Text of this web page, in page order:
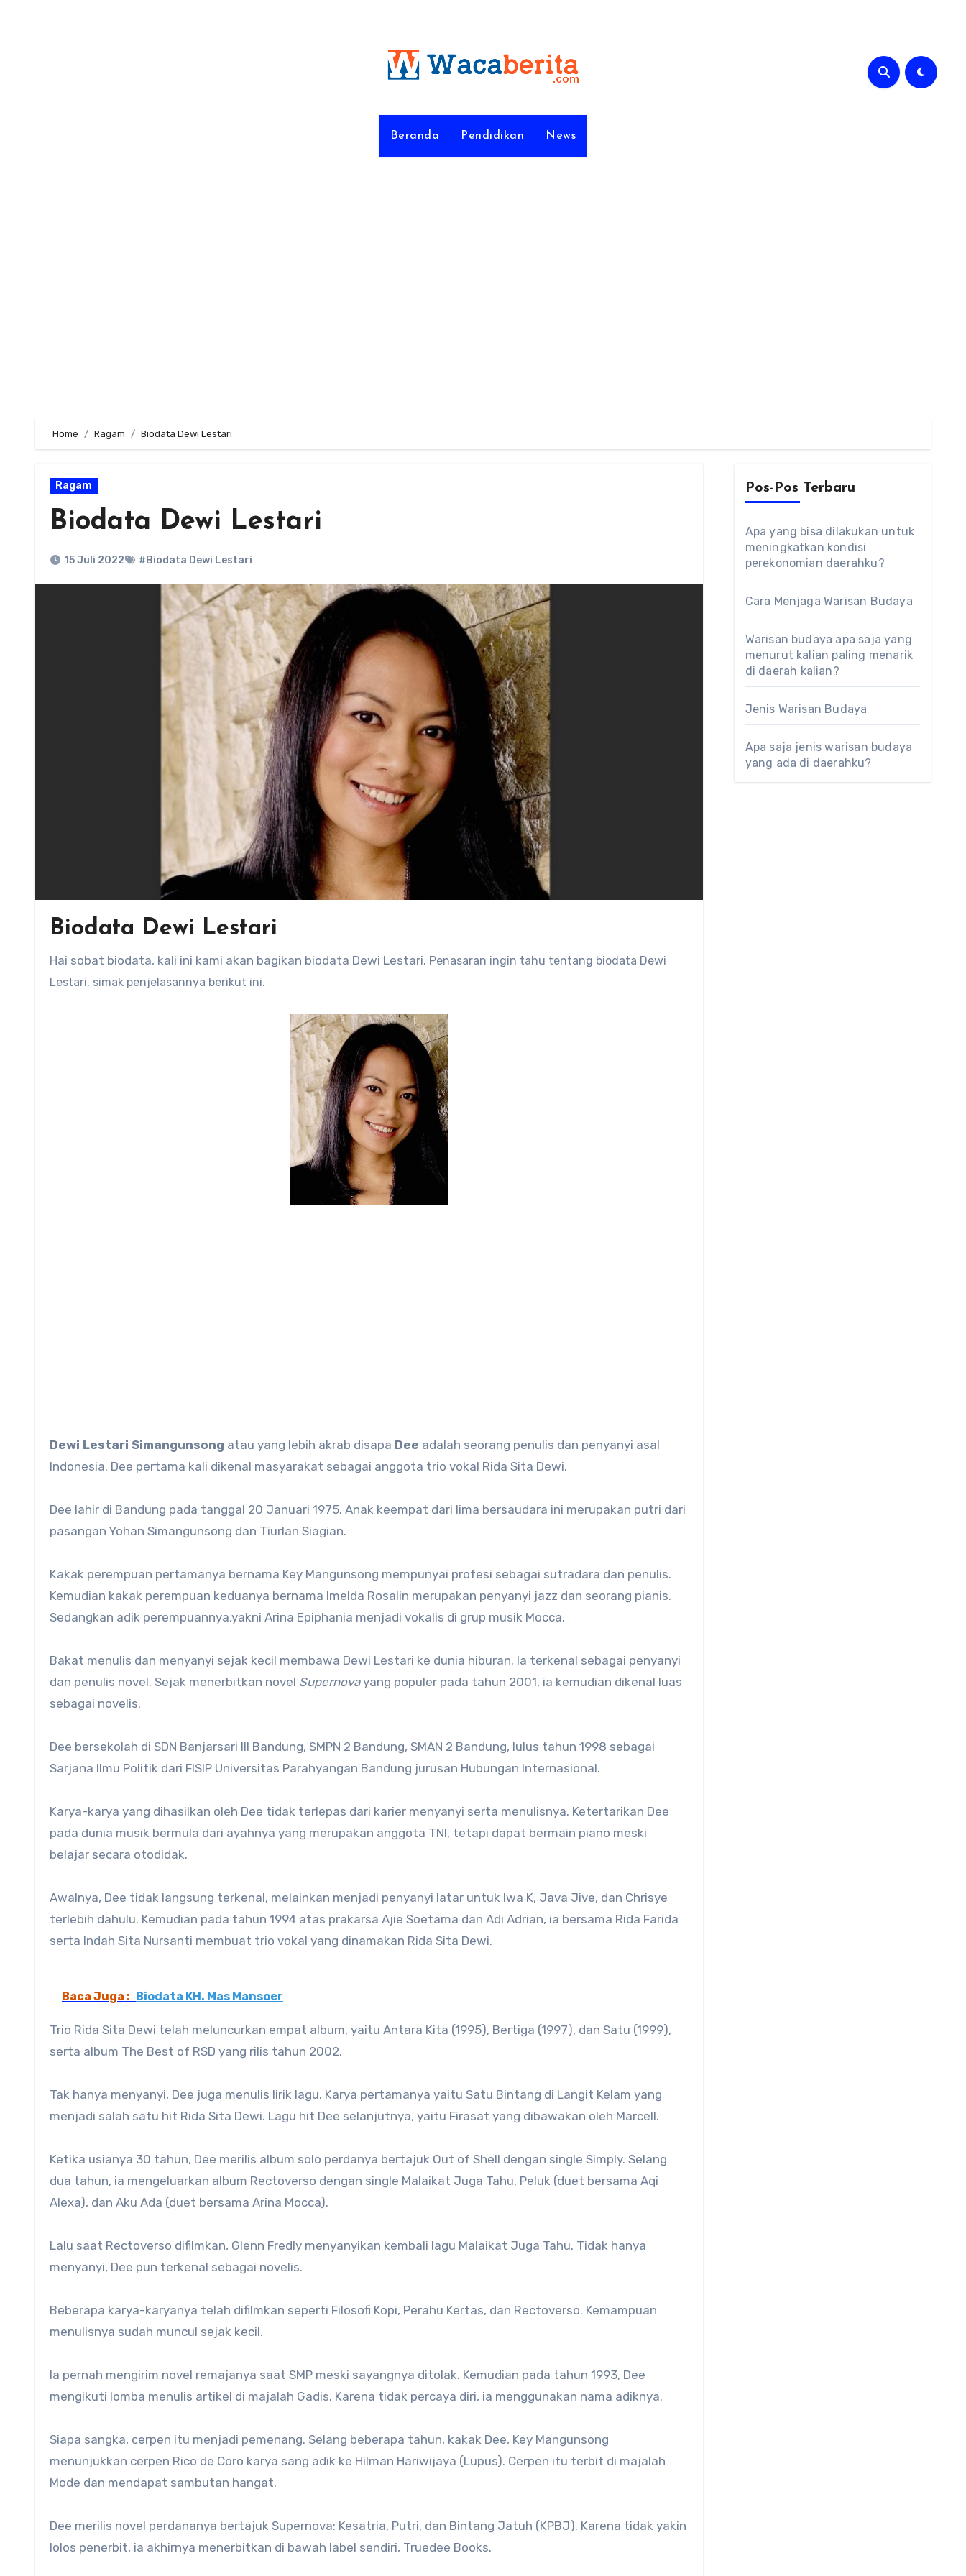
Beranda Pendidikan News
Home Ragam Biodata Dewi Lestari
Ragam
Biodata Dewi Lestari
15 Juli 2022 #Biodata Dewi Lestari
Biodata Dewi Lestari
Hai sobat biodata, kali ini kami akan bagikan biodata Dewi Lestari. Penasaran ingin tahu tentang biodata Dewi
Lestari, simak penjelasannya berikut ini.
Dewi Lestari Simangunsong atau yang lebih akrab disapa Dee adalah seorang penulis dan penyanyi asal
Indonesia. Dee pertama kali dikenal masyarakat sebagai anggota trio vokal Rida Sita Dewi.
Dee lahir di Bandung pada tanggal 20 Januari 1975. Anak keempat dari lima bersaudara ini merupakan putri dari
pasangan Yohan Simangunsong dan Tiurlan Siagian.
Kakak perempuan pertamanya bernama Key Mangunsong mempunyai profesi sebagai sutradara dan penulis.
Kemudian kakak perempuan keduanya bernama Imelda Rosalin merupakan penyanyi jazz dan seorang pianis.
Sedangkan adik perempuannya,yakni Arina Epiphania menjadi vokalis di grup musik Mocca.
Bakat menulis dan menyanyi sejak kecil membawa Dewi Lestari ke dunia hiburan. Ia terkenal sebagai penyanyi
dan penulis novel. Sejak menerbitkan novel Supernovayang populer pada tahun 2001, ia kemudian dikenal luas
sebagai novelis.
Dee bersekolah di SDN Banjarsari III Bandung, SMPN 2 Bandung, SMAN 2 Bandung, lulus tahun 1998 sebagai
Sarjana Ilmu Politik dari FISIP Universitas Parahyangan Bandung jurusan Hubungan Internasional.
Karya-karya yang dihasilkan oleh Dee tidak terlepas dari karier menyanyi serta menulisnya. Ketertarikan Dee
pada dunia musik bermula dari ayahnya yang merupakan anggota TNI, tetapi dapat bermain piano meski
belajar secara otodidak.
Awalnya, Dee tidak langsung terkenal, melainkan menjadi penyanyi latar untuk Iwa K, Java Jive, dan Chrisye
terlebih dahulu. Kemudian pada tahun 1994 atas prakarsa Ajie Soetama dan Adi Adrian, ia bersama Rida Farida
serta Indah Sita Nursanti membuat trio vokal yang dinamakan Rida Sita Dewi.
Baca Juga : Biodata KH. Mas Mansoer
Trio Rida Sita Dewi telah meluncurkan empat album, yaitu Antara Kita (1995), Bertiga (1997), dan Satu (1999),
serta album The Best of RSD yang rilis tahun 2002.
Tak hanya menyanyi, Dee juga menulis lirik lagu. Karya pertamanya yaitu Satu Bintang di Langit Kelam yang
menjadi salah satu hit Rida Sita Dewi. Lagu hit Dee selanjutnya, yaitu Firasat yang dibawakan oleh Marcell.
Ketika usianya 30 tahun, Dee merilis album solo perdanya bertajuk Out of Shell dengan single Simply. Selang
dua tahun, ia mengeluarkan album Rectoverso dengan single Malaikat Juga Tahu, Peluk (duet bersama Aqi
Alexa), dan Aku Ada (duet bersama Arina Mocca).
Lalu saat Rectoverso difilmkan, Glenn Fredly menyanyikan kembali lagu Malaikat Juga Tahu. Tidak hanya
menyanyi, Dee pun terkenal sebagai novelis.
Beberapa karya-karyanya telah difilmkan seperti Filosofi Kopi, Perahu Kertas, dan Rectoverso. Kemampuan
menulisnya sudah muncul sejak kecil.
Ia pernah mengirim novel remajanya saat SMP meski sayangnya ditolak. Kemudian pada tahun 1993, Dee
mengikuti lomba menulis artikel di majalah Gadis. Karena tidak percaya diri, ia menggunakan nama adiknya.
Siapa sangka, cerpen itu menjadi pemenang. Selang beberapa tahun, kakak Dee, Key Mangunsong
menunjukkan cerpen Rico de Coro karya sang adik ke Hilman Hariwijaya (Lupus). Cerpen itu terbit di majalah
Mode dan mendapat sambutan hangat.
Dee merilis novel perdananya bertajuk Supernova: Kesatria, Putri, dan Bintang Jatuh (KPBJ). Karena tidak yakin
lolos penerbit, ia akhirnya menerbitkan di bawah label sendiri, Truedee Books.
Pos-Pos Terbaru
Apa yang bisa dilakukan untuk
meningkatkan kondisi
perekonomian daerahku?
Cara Menjaga Warisan Budaya
Warisan budaya apa saja yang
menurut kalian paling menarik
di daerah kalian?
Jenis Warisan Budaya
Apa saja jenis warisan budaya
yang ada di daerahku?